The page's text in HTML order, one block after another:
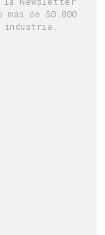
de 50.000